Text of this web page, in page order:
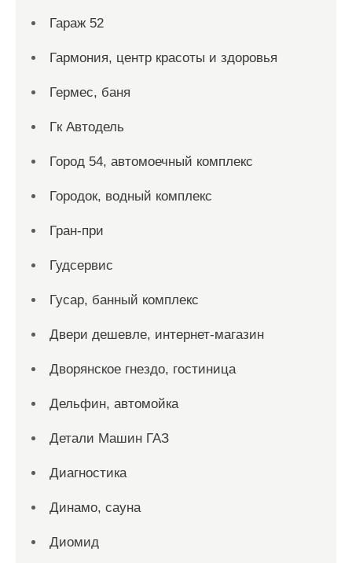
Гараж 52
Гармония, центр красоты и здоровья
Гермес, баня
Гк Автодель
Город 54, автомоечный комплекс
Городок, водный комплекс
Гран-при
Гудсервис
Гусар, банный комплекс
Двери дешевле, интернет-магазин
Дворянское гнездо, гостиница
Дельфин, автомойка
Детали Машин ГАЗ
Диагностика
Динамо, сауна
Диомид